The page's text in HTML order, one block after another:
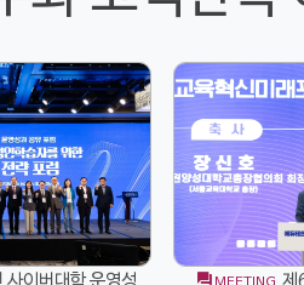
육혁신미래포럼 MEETING